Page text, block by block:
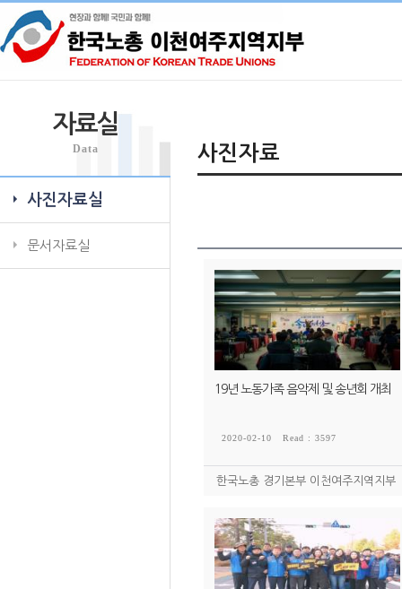
자료실
Data
사진자료실
문서자료실
사진자료
19년 노동가족 음악제 및 송년회 개최
2020-02-10 Read : 3597
한국노총 경기본부 이천여주지역지부